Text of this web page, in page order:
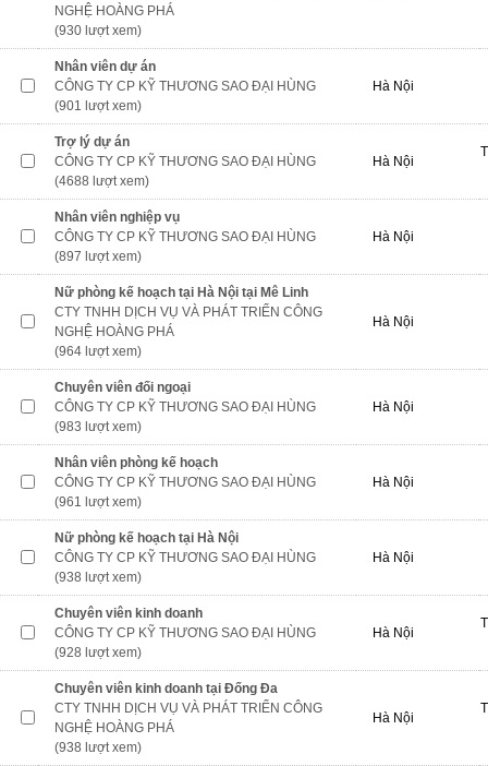
NGHỆ HOÀNG PHÁ
(930 lượt xem)
Nhân viên dự án
CÔNG TY CP KỸ THƯƠNG SAO ĐẠI HÙNG
(901 lượt xem)
Hà Nội
Trợ lý dự án
CÔNG TY CP KỸ THƯƠNG SAO ĐẠI HÙNG
(4688 lượt xem)
Hà Nội
Nhân viên nghiệp vụ
CÔNG TY CP KỸ THƯƠNG SAO ĐẠI HÙNG
(897 lượt xem)
Hà Nội
Nữ phòng kế hoạch tại Hà Nội tại Mê Linh
CTY TNHH DỊCH VỤ VÀ PHÁT TRIỂN CÔNG
NGHỆ HOÀNG PHÁ
(964 lượt xem)
Hà Nội
Chuyên viên đối ngoại
CÔNG TY CP KỸ THƯƠNG SAO ĐẠI HÙNG
(983 lượt xem)
Hà Nội
Nhân viên phòng kế hoạch
CÔNG TY CP KỸ THƯƠNG SAO ĐẠI HÙNG
(961 lượt xem)
Hà Nội
Nữ phòng kế hoạch tại Hà Nội
CÔNG TY CP KỸ THƯƠNG SAO ĐẠI HÙNG
(938 lượt xem)
Hà Nội
Chuyên viên kinh doanh
CÔNG TY CP KỸ THƯƠNG SAO ĐẠI HÙNG
(928 lượt xem)
Hà Nội
Chuyên viên kinh doanh tại Đống Đa
CTY TNHH DỊCH VỤ VÀ PHÁT TRIỂN CÔNG
NGHỆ HOÀNG PHÁ
(938 lượt xem)
Hà Nội